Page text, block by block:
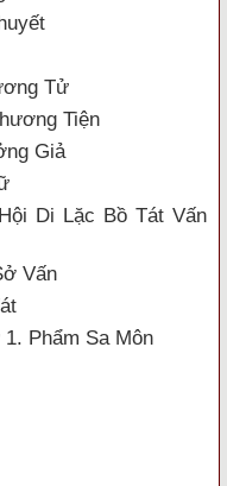
Tử
Tiện
Giả
Di Lặc Bồ Tát Vấn
Vấn
Phẩm Sa Môn